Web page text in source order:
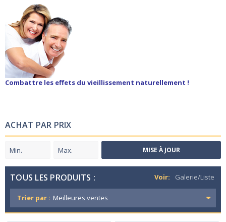
Combattre les effets du vieillissement naturellement !
ACHAT PAR PRIX
MISE À JOUR
TOUS LES PRODUITS : Voir: Galerie/Liste
Trier par :